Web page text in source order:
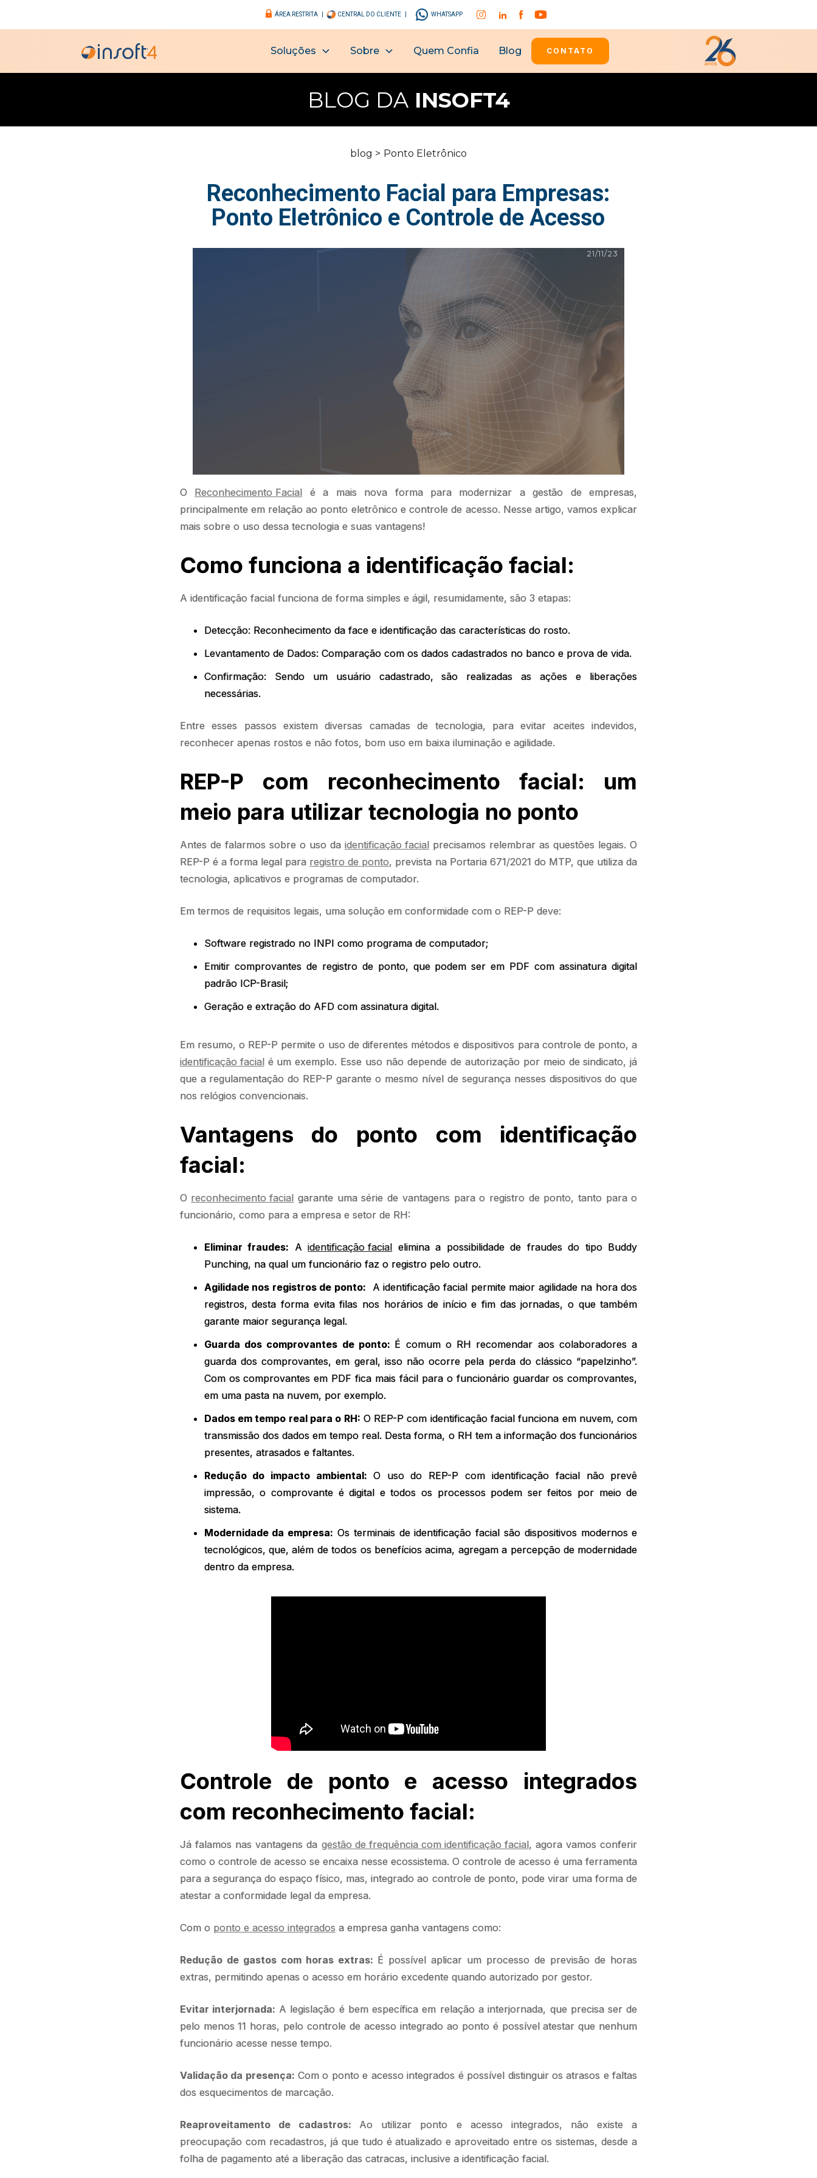
ÁREA RESTRITA | CENTRAL DO CLIENTE | WHATSAPP
Soluções Sobre Quem Confia Blog CONTATO
BLOG DAINSOFT4
blog > Ponto Eletrônico
Reconhecimento Facial para Empresas:
Ponto Eletrônico e Controle de Acesso
21/11/23
O Reconhecimento Facial é a mais nova forma para modernizar a gestão de empresas,
principalmente em relação ao ponto eletrônico e controle de acesso. Nesse artigo, vamos explicar
mais sobre o uso dessa tecnologia e suas vantagens!
Como funciona a identificação facial:
A identificação facial funciona de forma simples e ágil, resumidamente, são 3 etapas:
Detecção: Reconhecimento da face e identificação das características do rosto.
Levantamento de Dados: Comparação com os dados cadastrados no banco e prova de vida.
Confirmação: Sendo um usuário cadastrado, são realizadas as ações e liberações
necessárias.
Entre esses passos existem diversas camadas de tecnologia, para evitar aceites indevidos,
reconhecer apenas rostos e não fotos, bom uso em baixa iluminação e agilidade.
REP-P com reconhecimento facial: um
meio para utilizar tecnologia no ponto
Antes de falarmos sobre o uso daidentificação facial precisamos relembrar as questões legais. O
REP-P é a forma legal para registro de ponto, prevista na Portaria 671/2021 do MTP, que utiliza da
tecnologia, aplicativos e programas de computador.
Em termos de requisitos legais, uma solução em conformidade com o REP-P deve:
Software registrado no INPI como programa de computador;
Emitir comprovantes de registro de ponto, que podem ser em PDF com assinatura digital
padrão ICP-Brasil;
Geração e extração do AFD com assinatura digital.
Em resumo, o REP-P permite o uso de diferentes métodos e dispositivos para controle de ponto, a
identificação facialé um exemplo. Esse uso não depende de autorização por meio de sindicato, já
que a regulamentação do REP-P garante o mesmo nível de segurança nesses dispositivos do que
nos relógios convencionais.
Vantagens do ponto com identificação
facial:
O reconhecimento facial garante uma série de vantagens para o registro de ponto, tanto para o
funcionário, como para a empresa e setor de RH:
Eliminar fraudes: Aidentificação facial elimina a possibilidade de fraudes do tipo Buddy
Punching, na qual um funcionário faz o registro pelo outro.
Agilidade nos registros de ponto: A identificação facial permite maior agilidade na hora dos
registros, desta forma evita filas nos horários de início e fim das jornadas, o que também
garante maior segurança legal.
Guarda dos comprovantes de ponto: É comum o RH recomendar aos colaboradores a
guarda dos comprovantes, em geral, isso não ocorre pela perda do clássico “papelzinho”.
Com os comprovantes em PDF fica mais fácil para o funcionário guardar os comprovantes,
em uma pasta na nuvem, por exemplo.
Dados em tempo real para o RH: O REP-P com identificação facial funciona em nuvem, com
transmissão dos dados em tempo real. Desta forma, o RH tem a informação dos funcionários
presentes, atrasados e faltantes.
Redução do impacto ambiental: O uso do REP-P com identificação facial não prevê
impressão, o comprovante é digital e todos os processos podem ser feitos por meio de
sistema.
Modernidade da empresa: Os terminais de identificação facial são dispositivos modernos e
tecnológicos, que, além de todos os benefícios acima, agregam a percepção de modernidade
dentro da empresa.
Controle de ponto e acesso integrados
com reconhecimento facial:
Já falamos nas vantagens da gestão de frequência com identificação facial, agora vamos conferir
como o controle de acesso se encaixa nesse ecossistema. O controle de acesso é uma ferramenta
para a segurança do espaço físico, mas, integrado ao controle de ponto, pode virar uma forma de
atestar a conformidade legal da empresa.
Com o ponto e acesso integradosa empresa ganha vantagens como:
Redução de gastos com horas extras: É possível aplicar um processo de previsão de horas
extras, permitindo apenas o acesso em horário excedente quando autorizado por gestor.
Evitar interjornada: A legislação é bem específica em relação a interjornada, que precisa ser de
pelo menos 11 horas, pelo controle de acesso integrado ao ponto é possível atestar que nenhum
funcionário acesse nesse tempo.
Validação da presença: Com o ponto e acesso integrados é possível distinguir os atrasos e faltas
dos esquecimentos de marcação.
Reaproveitamento de cadastros: Ao utilizar ponto e acesso integrados, não existe a
preocupação com recadastros, já que tudo é atualizado e aproveitado entre os sistemas, desde a
folha de pagamento até a liberação das catracas, inclusive a identificação facial.